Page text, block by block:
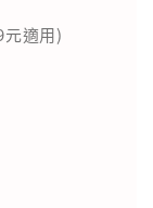
適用)